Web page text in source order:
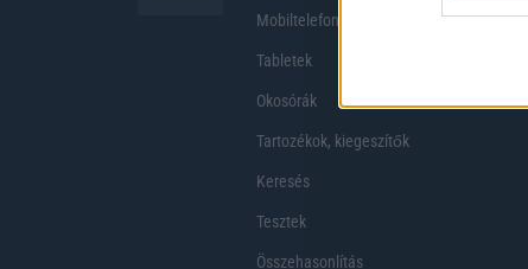
Mobiltelefonok
Tabletek
Okosórák
Tartozékok, kiegeszítők
Keresés
Tesztek
Összehasonlítás